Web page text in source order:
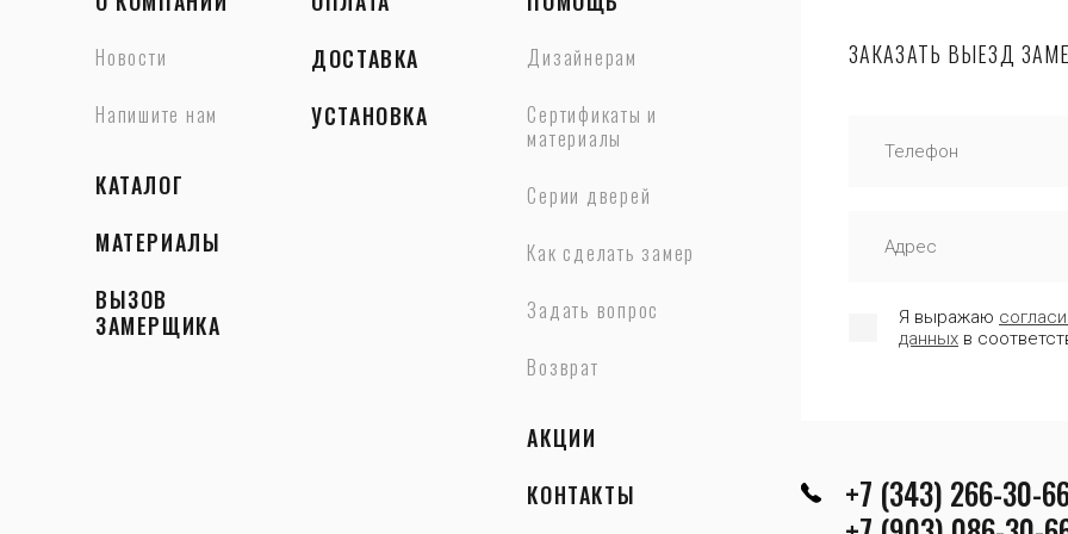
Новости
Напишите нам
КАТАЛОГ
МАТЕРИАЛЫ
ВЫЗОВ
ЗАМЕРЩИКА
ДОСТАВКА
УСТАНОВКА
Дизайнерам
Сертификаты и
материалы
Серии дверей
Как сделать замер
Задать вопрос
Возврат
АКЦИИ
КОНТАКТЫ
ЗАКАЗАТЬ ВЫЕЗД
Я выражаю
данных в
+7 (343) 266-30-